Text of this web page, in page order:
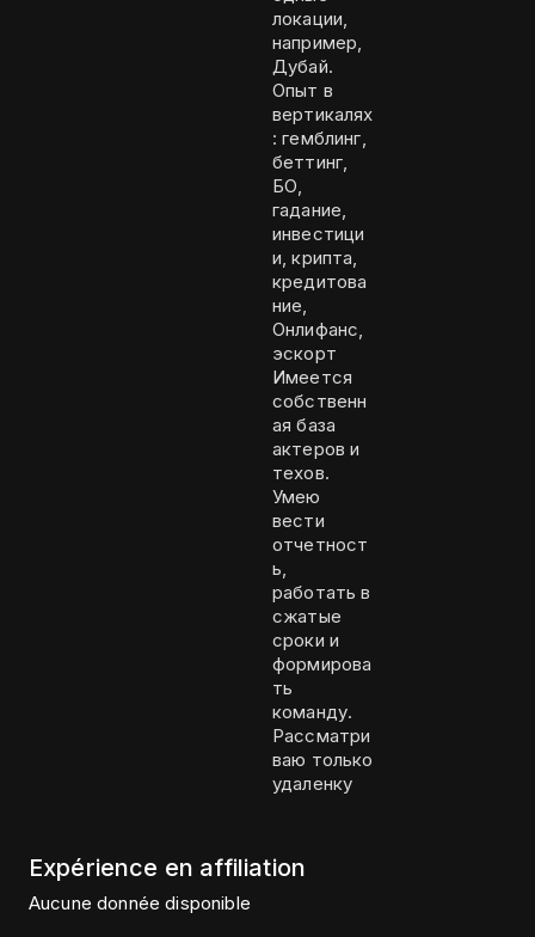
локации,
например,
Дубай.
Опыт в
вертикалях
: гемблинг,
беттинг,
БО,
гадание,
инвестици
и, крипта,
кредитова
ние,
Онлифанс,
эскорт
Имеется
собственн
ая база
актеров и
техов.
Умею
вести
отчетност
ь,
работать в
сжатые
сроки и
формирова
ть
команду.
Рассматри
ваю только
удаленку
Expérience en affiliation
Aucune donnée disponible